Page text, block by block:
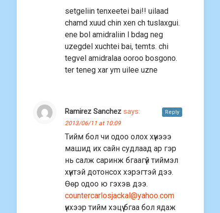
setgeliin tenxeetei bai!! uilaad
chamd xuud chin xen ch tuslaxgui.
ene bol amidraliin l bdag neg
uzegdel xuchtei bai, temts. chi
tegvel amidralaa ooroo bosgono.
ter teneg xar ym uilee uzne
Ramirez Sanchez says:
2013/06/11 at 10:09
Тийм бол чи одоо олох хүнэээ
машид их сайн судлаад ар гэр
нь салж саринж бгаагүй тиймэл
хүнтэй дотонсох хэрэгтэй дээ.
Өөр одоо ю гэхэв дээ.
countercarlosjackal@yahoo.com
үнхээр тийм хэцүү бгаа бол ядаж
Reply